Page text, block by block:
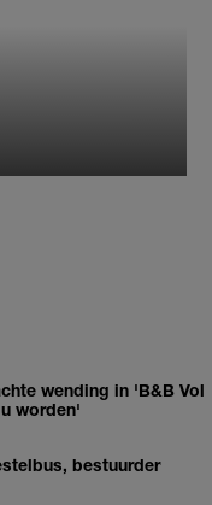
wending in 'B&B Vol
worden'
bestuurder